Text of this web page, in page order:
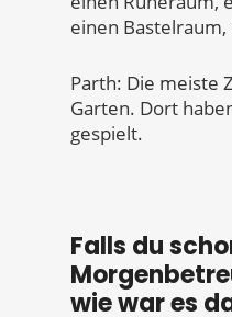
einen
Parth: Die meiste
Garten. Dort
gespielt.
Falls du
wie war es